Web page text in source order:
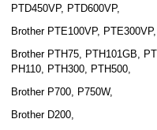
PTD450VP, PTD600VP,
Brother PTE100VP,
Brother PTH75, PTH101GB,
PH110, PTH300, PTH500,
Brother P700, P750W,
Brother D200,